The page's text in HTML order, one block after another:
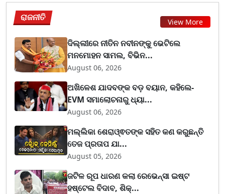
ରାଜନୀତି View More
ଦିଲ୍ଲୀରେ ନୀତିନ ନବୀନଙ୍କୁ ଭେଟିଲେ
ମନମୋହନ ସାମଲ, ବିଭିନ...
August 06, 2026
ଅଖିଳେଶ ଯାଦବଙ୍କ ବଡ଼ ବୟାନ, କହିଲେ-
EVM ସମାଲୋଚନାରୁ ଧ୍ୟା...
August 06, 2026
ମଲ୍ଲିକା ଶେରାଓ୍ଵତଙ୍କ ସହିତ କଣ କରୁଛନ୍ତି
ତେଜ ପ୍ରତାପ ଯା...
August 05, 2026
ଜଟିଳ ରୂପ ଧାରଣ କଲା ରେଭେନ୍ସା ଇଷ୍ଟ
ହଷ୍ଟେଲ ବିଦାବ, ଶିକ୍...